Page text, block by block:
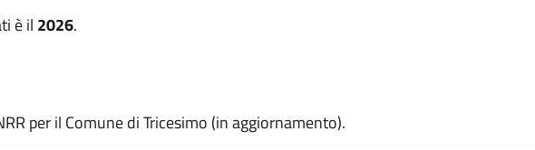
è il 2026.
per il Comune di Tricesimo (in aggiornamento).